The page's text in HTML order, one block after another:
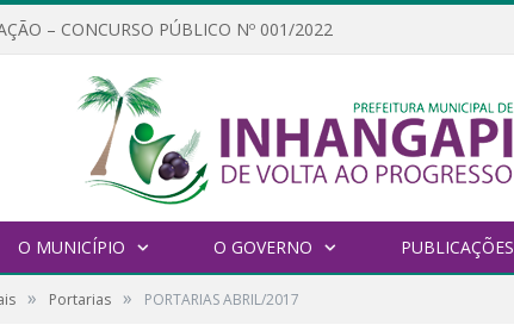
– CONCURSO PÚBLICO Nº 001/2022
O MUNICÍPIO O GOVERNO PUBLICAÇÕES
» Portarias » PORTARIAS ABRIL/2017